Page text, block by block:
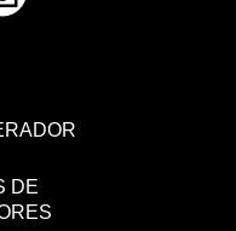
DE